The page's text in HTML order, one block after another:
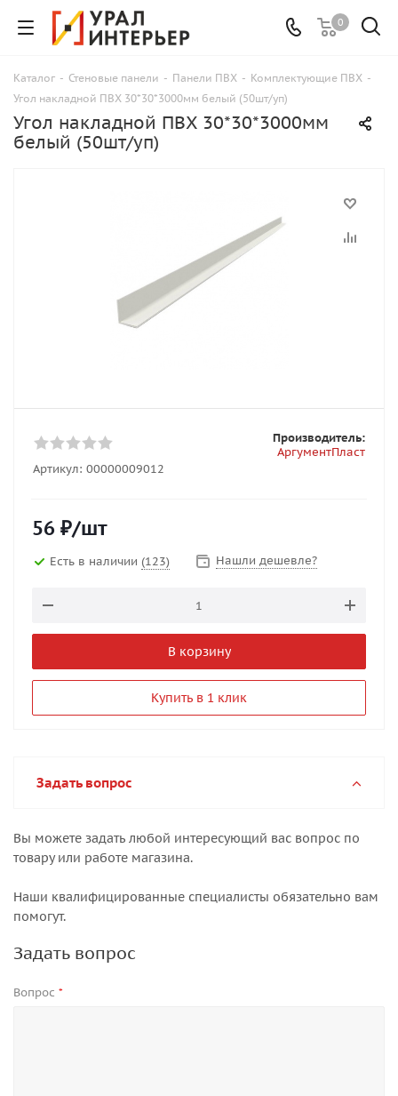
0
Каталог - Стеновые панели - Панели ПВХ - Комплектующие ПВХ -
Угол накладной ПВХ 30*30*3000мм белый (50шт/уп)
Угол накладной ПВХ 30*30*3000мм
белый (50шт/уп)
Артикул: 00000009012
Производитель:
АргументПласт
56 ₽/шт
Есть в наличии (123) Нашли дешевле?
В корзину
Купить в 1 клик
Задать вопрос
Вы можете задать любой интересующий вас вопрос по
товару или работе магазина.
Наши квалифицированные специалисты обязательно вам
помогут.
Задать вопрос
Вопрос *